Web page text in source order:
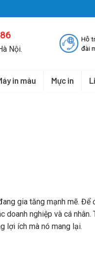
Nội.
Hỗ
đài
in màu Mực in
gia tăng mạnh mẽ. Để
doanh nghiệp và cá nhân.
lợi ích mà nó mang lại.